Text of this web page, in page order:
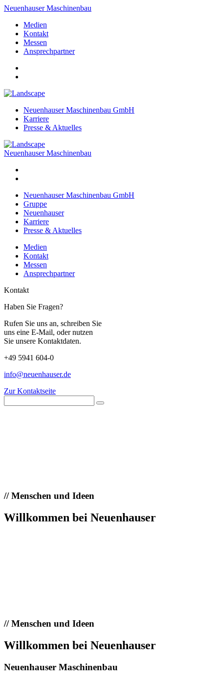
Neuenhauser Maschinenbau
Medien
Kontakt
Messen
Ansprechpartner
Neuenhauser Maschinenbau GmbH
Karriere
Presse & Aktuelles
Neuenhauser Maschinenbau
Neuenhauser Maschinenbau GmbH
Gruppe
Neuenhauser
Karriere
Presse & Aktuelles
Medien
Kontakt
Messen
Ansprechpartner
Kontakt
Haben Sie Fragen?
Rufen Sie uns an, schreiben Sie
uns eine E-Mail, oder nutzen
Sie unsere Kontaktdaten.
+49 5941 604-0
info@neuenhauser.de
Zur Kontaktseite
//Menschen und Ideen
Willkommen bei Neuenhauser
//Menschen und Ideen
Willkommen bei Neuenhauser
Neuenhauser Maschinenbau